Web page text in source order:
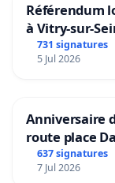
Référendum
à Vitry-sur-
731 signatures
5 Jul 2026
Anniversaire
route place
637 signatures
7 Jul 2026